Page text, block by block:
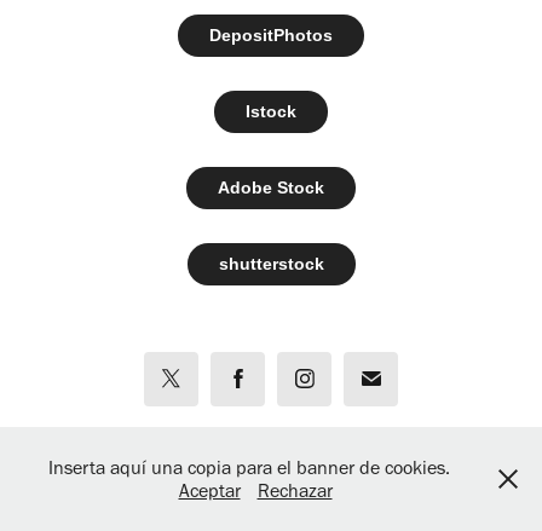
DepositPhotos
Istock
Adobe Stock
shutterstock
Inserta aquí una copia para el banner de cookies.
Aceptar
Rechazar